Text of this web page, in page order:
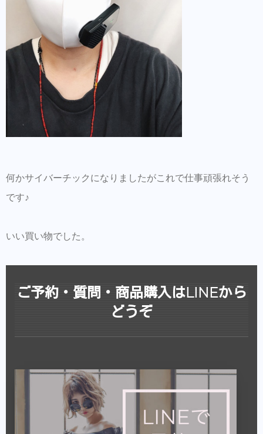
何かサイバーチックになりましたがこれで仕事頑張れそう
です♪
いい買い物でした。
ご予約・質問・商品購入はLINEから
どうぞ